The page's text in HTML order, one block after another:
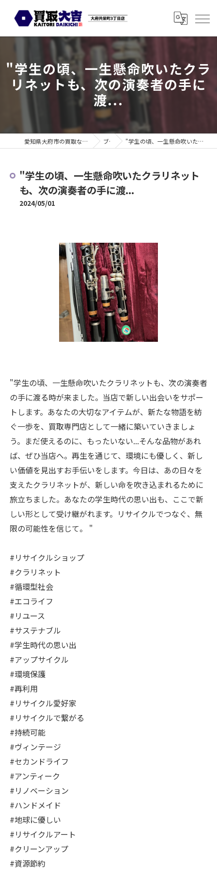
"学生の頃、一生懸命吹いたクラ
リネットも、次の演奏者の手に
渡...
愛知県大府市の買取なら買取大吉 大府共栄町3丁目店 ブログ "学生の頃、一生懸命吹いたクラリネットも、次の演奏者の手に渡...
"学生の頃、一生懸命吹いたクラリネット
も、次の演奏者の手に渡...
2024/05/01
"学生の頃、一生懸命吹いたクラリネットも、次の演奏者
の手に渡る時が来ました。当店で新しい出会いをサポー
トします。あなたの大切なアイテムが、新たな物語を紡
ぐ一歩を、買取専門店として一緒に築いていきましょ
う。まだ使えるのに、もったいない...そんな品物があれ
ば、ぜひ当店へ。再生を通じて、環境にも優しく、新し
い価値を見出すお手伝いをします。今日は、あの日々を
支えたクラリネットが、新しい命を吹き込まれるために
旅立ちました。あなたの学生時代の思い出も、ここで新
しい形として受け継がれます。リサイクルでつなぐ、無
限の可能性を信じて。 "
#リサイクルショップ
#クラリネット
#循環型社会
#エコライフ
#リユース
#サステナブル
#学生時代の思い出
#アップサイクル
#環境保護
#再利用
#リサイクル愛好家
#リサイクルで繋がる
#持続可能
#ヴィンテージ
#セカンドライフ
#アンティーク
#リノベーション
#ハンドメイド
#地球に優しい
#リサイクルアート
#クリーンアップ
#資源節約